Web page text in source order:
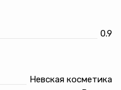
0.9
Невская косметика